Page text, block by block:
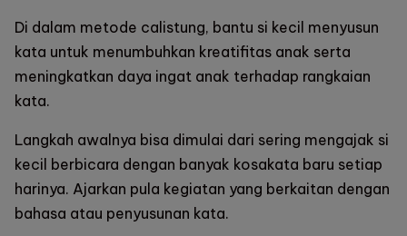
Di dalam metode calistung, bantu si kecil menyusun
kata untuk menumbuhkan kreatifitas anak serta
meningkatkan daya ingat anak terhadap rangkaian
kata.
Langkah awalnya bisa dimulai dari sering mengajak si
kecil berbicara dengan banyak kosakata baru setiap
harinya. Ajarkan pula kegiatan yang berkaitan dengan
bahasa atau penyusunan kata.